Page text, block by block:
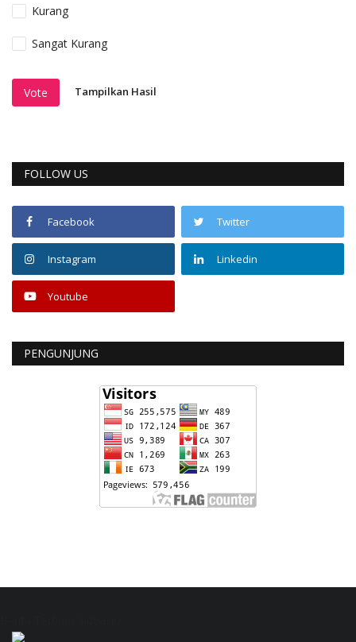
Kurang
Sangat Kurang
Vote Tampilkan Hasil
FOLLOW US
Facebook Twitter
Instagram Linkedin
Youtube
PENGUNJUNG